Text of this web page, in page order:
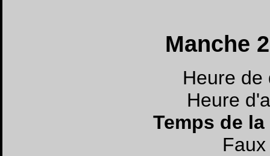
Manche
Heure de
Heure
Temps de